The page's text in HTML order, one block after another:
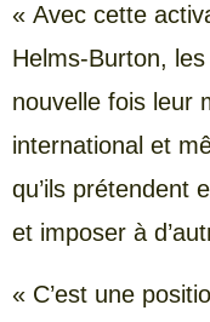
« Avec cette
Helms-Burton,
nouvelle fois leur
international et
qu’ils prétendent
et imposer à
« C’est une